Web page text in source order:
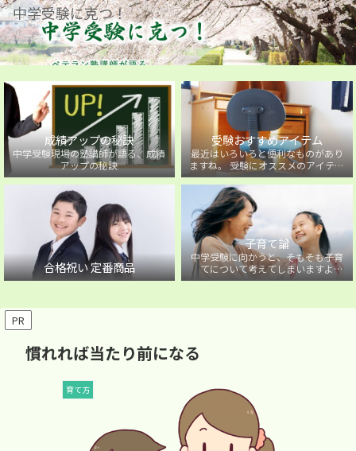
中学受験に克つ！
成績アップの秘訣
中学受験現場の塾講師が語る、成績
アップの秘訣
受験おすすめアイテム
最近はいろいろと便利なものがあり
ますね。 受験にオススメのアイテム
を紹介しています。
合格祝い 定番商品
子育て論
中学受験に向かうと、そもそも子育
てについて考えてしまいますよ
ね・・・。中学受験に向かうお子様
PR
慣れれば当たり前になる
育て方